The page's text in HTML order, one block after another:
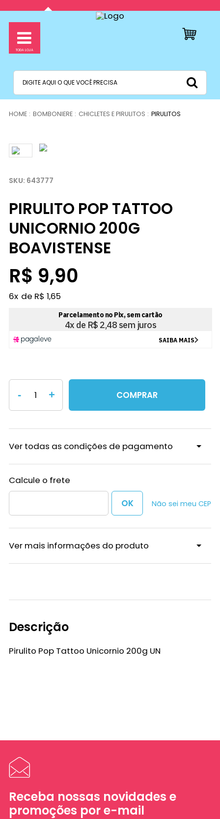
BOMBONIERE CHICLETES E PIRULITOS PIRULITOS
643777
PIRULITO POP TATTOO
UNICORNIO 200G
BOAVISTENSE
R$ 9,90
6x R$ 1,65
- + COMPRAR
Ver todas as condições de pagamento
Não sei meu CEP
Ver mais informações do produto
Descrição
Pirulito Pop Tattoo Unicornio 200g UN
Receba nossas novidades e
promoções por e-mail